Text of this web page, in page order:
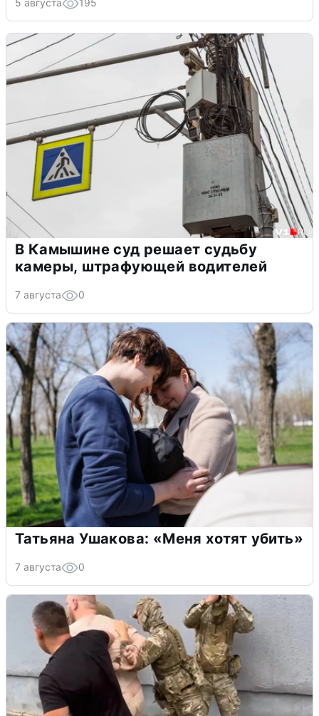
В Камышине суд решает судьбу
камеры, штрафующей водителей
7 августа 0
Татьяна Ушакова: «Меня хотят убить»
7 августа 0